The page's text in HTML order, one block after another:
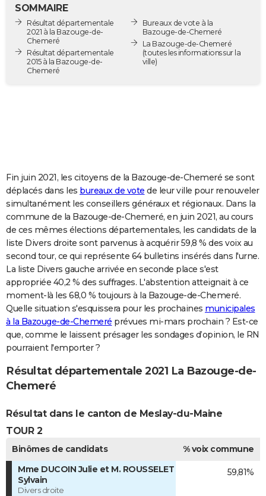
Destinations
City break
Voyage nature
Voyage de noces
Forum
Climat
GUIDES D'ACHAT
BONS PLANS
S'inscrire
Se connecter
Lycées
Collèges
Primaires
Universités
Entreprises
Service militaire
Avis de recherche
AVIS DE DÉCÈS
FORUM
Bricolage
Lifestyle
Culture
Sport
Auto
Television
Voyage
Cinema
SOMMAIRE
Résultat départementale
2021 à la Bazouge-de-
Chemeré
Résultat départementale
2015 à la Bazouge-de-
Chemeré
Bureaux de vote à la
Bazouge-de-Chemeré
La Bazouge-de-Chemeré
(toutes les informations sur la
ville)
Fin juin 2021, les citoyens de la Bazouge-de-Chemeré se sont
déplacés dans les bureaux de vote de leur ville pour renouveler
simultanément les conseillers généraux et régionaux. Dans la
commune de la Bazouge-de-Chemeré, en juin 2021, au cours
de ces mêmes élections départementales, les candidats de la
liste Divers droite sont parvenus à acquérir 59,8 % des voix au
second tour, ce qui représente 64 bulletins insérés dans l'urne.
La liste Divers gauche arrivée en seconde place s'est
appropriée 40,2 % des suffrages. L'abstention atteignait à ce
moment-là les 68,0 % toujours à la Bazouge-de-Chemeré.
Quelle situation s'esquissera pour les prochaines municipales
à la Bazouge-de-Chemeré prévues mi-mars prochain ? Est-ce
que, comme le laissent présager les sondages d’opinion, le RN
pourraient l'emporter ?
Résultat départementale 2021 La Bazouge-de-
Chemeré
Résultat dans le canton de Meslay-du-Maine
TOUR 2
Binômes de candidats
% voix commune
Mme DUCOIN Julie et M. ROUSSELET
Sylvain
Divers droite
59,81%